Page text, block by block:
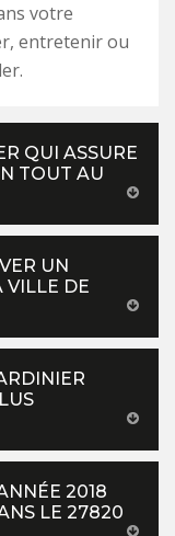
votre
entretenir ou
QUI ASSURE
TOUT AU
UN
VILLE DE
2018
LE 27820